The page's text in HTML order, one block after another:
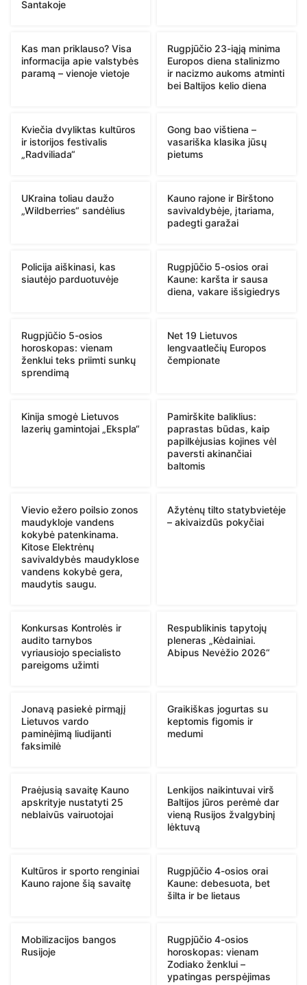
Santakoje
Kas man priklauso? Visa
informacija apie valstybės
paramą – vienoje vietoje
Rugpjūčio 23-iąją minima
Europos diena stalinizmo
ir nacizmo aukoms atminti
bei Baltijos kelio diena
Kviečia dvyliktas kultūros
ir istorijos festivalis
„Radviliada“
Gong bao vištiena –
vasariška klasika jūsų
pietums
UKraina toliau daužo
„Wildberries“ sandėlius
Kauno rajone ir Birštono
savivaldybėje, įtariama,
padegti garažai
Policija aiškinasi, kas
siautėjo parduotuvėje
Rugpjūčio 5-osios orai
Kaune: karšta ir sausa
diena, vakare išsigiedrys
Rugpjūčio 5-osios
horoskopas: vienam
ženklui teks priimti sunkų
sprendimą
Net 19 Lietuvos
lengvaatlečių Europos
čempionate
Kinija smogė Lietuvos
lazerių gamintojai „Ekspla“
Pamirškite baliklius:
paprastas būdas, kaip
papilkėjusias kojines vėl
paversti akinančiai
baltomis
Vievio ežero poilsio zonos
maudykloje vandens
kokybė patenkinama.
Kitose Elektrėnų
savivaldybės maudyklose
vandens kokybė gera,
maudytis saugu.
Ažytėnų tilto statybvietėje
– akivaizdūs pokyčiai
Konkursas Kontrolės ir
audito tarnybos
vyriausiojo specialisto
pareigoms užimti
Respublikinis tapytojų
pleneras „Kėdainiai.
Abipus Nevėžio 2026“
Jonavą pasiekė pirmąjį
Lietuvos vardo
paminėjimą liudijanti
faksimilė
Graikiškas jogurtas su
keptomis figomis ir
medumi
Praėjusią savaitę Kauno
apskrityje nustatyti 25
neblaivūs vairuotojai
Lenkijos naikintuvai virš
Baltijos jūros perėmė dar
vieną Rusijos žvalgybinį
lėktuvą
Kultūros ir sporto renginiai
Kauno rajone šią savaitę
Rugpjūčio 4-osios orai
Kaune: debesuota, bet
šilta ir be lietaus
Mobilizacijos bangos
Rusijoje
Rugpjūčio 4-osios
horoskopas: vienam
Zodiako ženklui –
ypatingas perspėjimas